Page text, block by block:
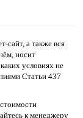
сайт, а также вся
носит
условиях не
Статьи 437
к менеджеру